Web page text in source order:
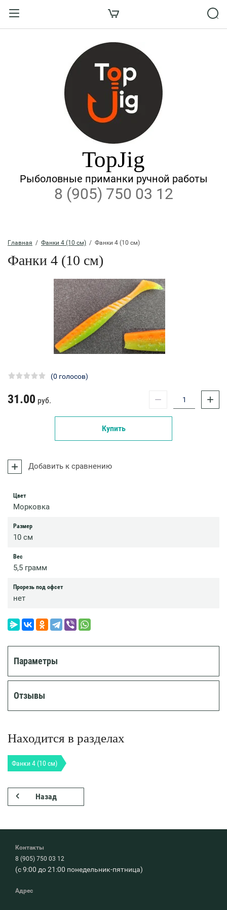
ВХОД В КАБИНЕТ
Забыли пароль?
ВОЙТИ
Регистрация
TopJig
Рыболовные приманки ручной работы
8 (905) 750 03 12
Главная
  /
Фанки 4 (10 см)
  /  Фанки 4 (10 см)
Фанки 4 (10 см)
(0 голосов)
31.00 руб. − +
Купить
Добавить к сравнению
Цвет
Морковка
Размер
10 см
Вес
5,5 грамм
Прорезь под офсет
нет
Параметры
Отзывы
Находится в разделах
Фанки 4 (10 см)
Назад
Контакты
8 (905) 750 03 12
(с 9:00 до 21:00 понедельник-пятница)
Адрес